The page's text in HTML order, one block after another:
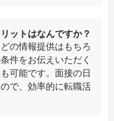
ットはなんですか？
の情報提供はもちろ
件をお伝えいただく
可能です。面接の日
で、効率的に転職活